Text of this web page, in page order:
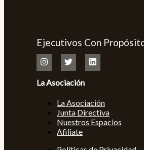
Ejecutivos Con
La Asociación
La Asociación
Junta Directiva
Nuestros Espacios
Afiliate